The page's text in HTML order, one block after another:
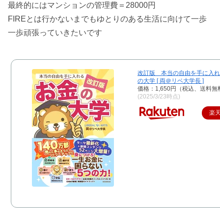
最終的にはマンションの管理費＝28000円
FIREとは行かないまでもゆとりのある生活に向けて一歩
一歩頑張っていきたいです
改訂版 本当の自由を手に入
の大学 [ 両＠リベ大学長 ]
価格：1,650円（税込、送料無
(2025/3/23時点)
楽